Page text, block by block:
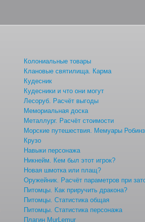
Колониальные товары
Клановые святилища. Карма
Кудесник
Кудесники и что они могут
Лесоруб. Расчёт выгоды
Мемориальная доска
Металлург. Расчёт стоимости
Морские путешествия. Мемуары
Крузо
Навыки персонажа
Никнейм. Кем был этот игрок?
Новая шмотка или плащ?
Оружейник. Расчёт параметров при
Питомцы. Как приручить дракона?
Питомцы. Статистика общая
Питомцы. Статистика персонажа
Плагин MurLemur